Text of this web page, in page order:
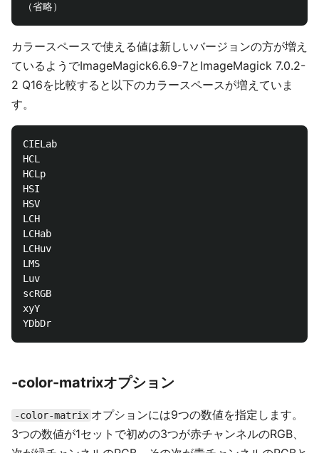
カラースペースで使える値は新しいバージョンの方が増え
ているようでImageMagick6.6.9-7とImageMagick 7.0.2-
2 Q16を比較すると以下のカラースペースが増えていま
す。
CIELab
HCL
HCLp
HSI
HSV
LCH
LCHab
LCHuv
LMS
Luv
scRGB
xyY
-color-matrixオプション
-color-matrix オプションには9つの数値を指定します。
3つの数値が1セットで初めの3つが赤チャンネルのRGB、